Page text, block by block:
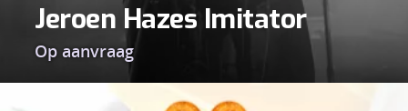
Jeroen Hazes Imitator
Op aanvraag